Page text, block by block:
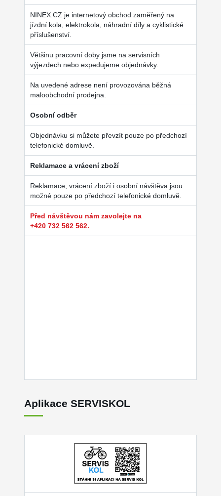
NINEX.CZ je internetový obchod zaměřený na
jízdní kola, elektrokola, náhradní díly a cyklistické
příslušenství.
Většinu pracovní doby jsme na servisních
výjezdech nebo expedujeme objednávky.
Na uvedené adrese není provozována běžná
maloobchodní prodejna.
Osobní odběr
Objednávku si můžete převzít pouze po předchozí
telefonické domluvě.
Reklamace a vrácení zboží
Reklamace, vrácení zboží i osobní návštěva jsou
možné pouze po předchozí telefonické domluvě.
Před návštěvou nám zavolejte na
+420 732 562 562.
Aplikace SERVISKOL